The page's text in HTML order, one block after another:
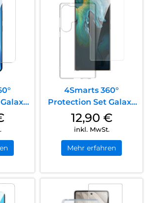
4Smarts 360°
Protection Set Galaxy
S25 Ultra Transparent
12,90 €
inkl. MwSt.
Mehr erfahren